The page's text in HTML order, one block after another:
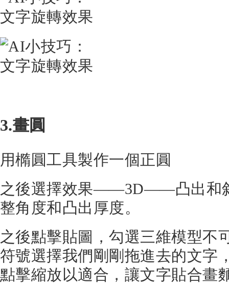
3.畫圓
用橢圓工具製作一個正圓
之後選擇效果——3D——凸出和
整角度和凸出厚度。
之後點擊貼圖，勾選三維模型不
符號選擇我們剛剛拖進去的文字
點擊縮放以適合，讓文字貼合畫